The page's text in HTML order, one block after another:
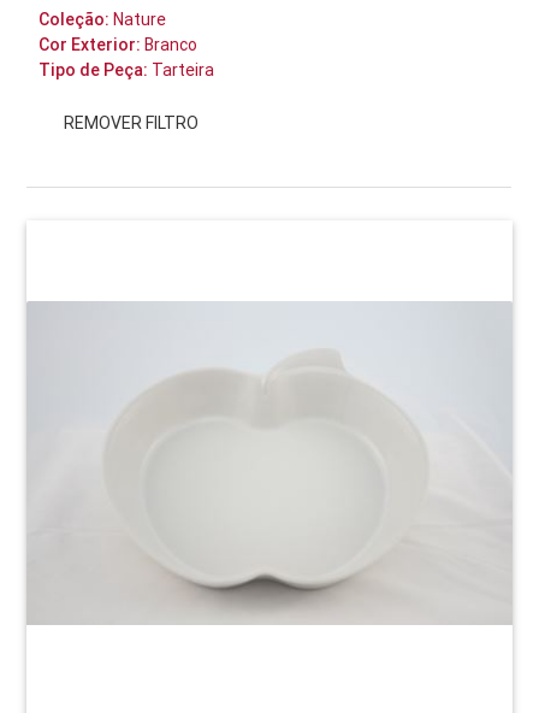
Coleção: Nature
Cor Exterior: Branco
Tipo de Peça: Tarteira
REMOVER FILTRO